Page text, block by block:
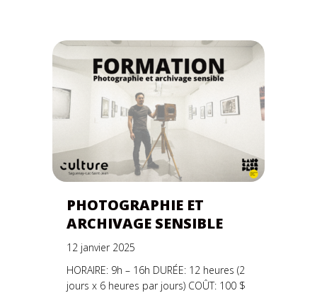
PHOTOGRAPHIE ET
ARCHIVAGE SENSIBLE
12 janvier 2025
HORAIRE: 9h – 16h DURÉE: 12 heures (2
jours x 6 heures par jours) COÛT: 100 $